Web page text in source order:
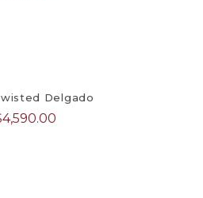
Delgado
4,590.00